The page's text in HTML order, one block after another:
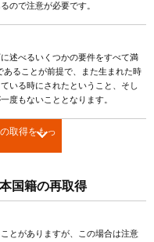
ので注意が必要です。
述べるいくつかの要件をすべて満
ることが前提で、また生まれた時
いる時にされたということ、そし
度もないこととなります。
取得をもっ
国籍の再取得
とがありますが、この場合は注意